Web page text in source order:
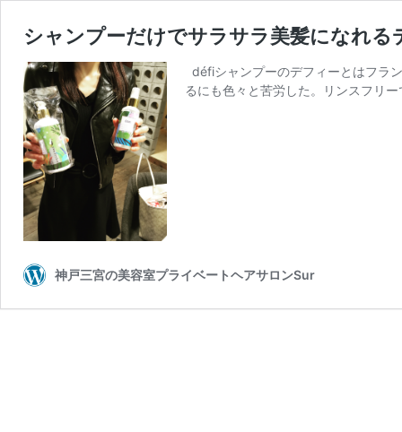
シャンプーだけでサラサラ美髪になれ
défiシャンプーのデフィーとはフラ
るにも色々と苦労した。リンスフリ
神戸三宮の美容室プライベートヘアサロンSur